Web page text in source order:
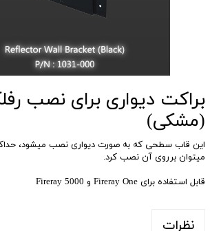
براکت دیواری برای نصب
(مشکی)
میتوان برروی آن نصب کرد.
قابل استفاده برای Fireray One و Fireray 5000
نظرات